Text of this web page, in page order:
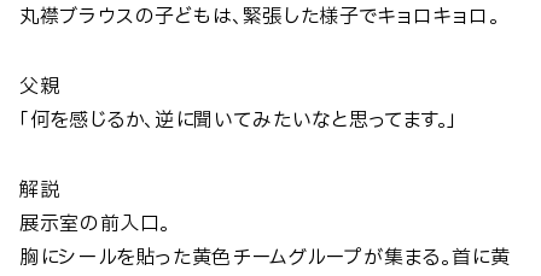
丸襟ブラウスの子どもは、緊張した様子でキョロキョロ。
父親
「何を感じるか、逆に聞いてみたいなと思ってます。」
解説
展示室の前入口。
胸にシールを貼った黄色チームグループが集まる。首に黄